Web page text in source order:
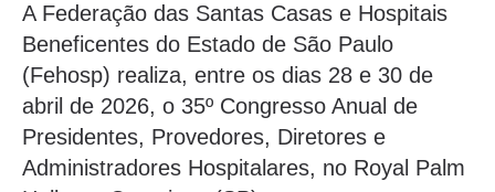
A Federação das Santas Casas e Hospitais
Beneficentes do Estado de São Paulo
(Fehosp) realiza, entre os dias 28 e 30 de
abril de 2026, o 35º Congresso Anual de
Presidentes, Provedores, Diretores e
Administradores Hospitalares, no Royal Palm